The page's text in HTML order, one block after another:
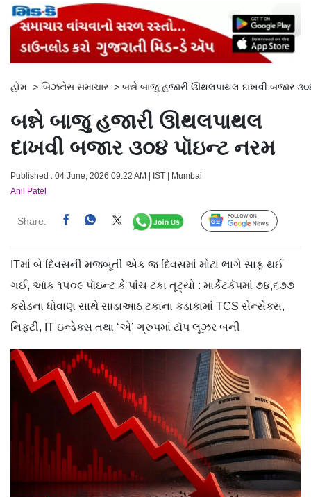
હોમ > બિઝનેસ સમાચાર > બન્ને બાજુ હજારી ઊથલપાથલ દાખવી બજાર
બન્ને બાજુ હજારી ઊથલપાથલ
દાખવી બજાર ૩૦૪ પૉઇન્ટ નરમ
Published : 04 June, 2026 09:22 AM | IST | Mumbai
Anil Patel
Share: Follow Us
ITમાં બે દિવસની મજબૂતી એક જ દિવસમાં મોટા ભાગે સાફ થઈ
ગઈ, આંક ૧૫૦૯ પૉઇન્ટ કે પાંચ ટકા તૂટ્યો : માર્કેટકૅપમાં ૭૪,૬૭૭
કરોડના ધોવાણ સાથે સાડાઆઠ ટકાના કડાકામાં TCS સેન્સેક્સ,
નિફ્ટી, IT ઇન્ડેક્સ તથા ‘એ’ ગ્રુપમાં ટૉપ લૂઝર બની